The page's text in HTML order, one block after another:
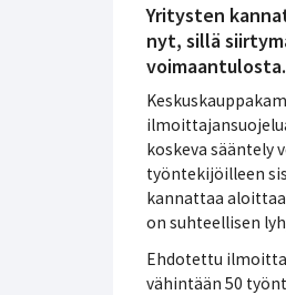
Yritysten
nyt, sillä
voimaantulosta. ​​​​​​​
koskeva sääntely
työntekijöilleen
kannattaa
on suhteellisen
Ehdotettu
vähintään 50